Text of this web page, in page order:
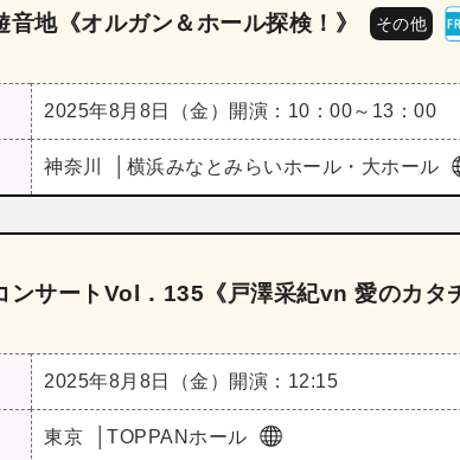
音地《オルガン＆ホール探検！》 その他
2025年8月8日（金） 開演：10：00～13：00
神奈川 横浜みなとみらいホール・大ホール
ンサートVol．135《戸澤采紀vn 愛のカタ
2025年8月8日（金） 開演：12:15
東京 TOPPANホール